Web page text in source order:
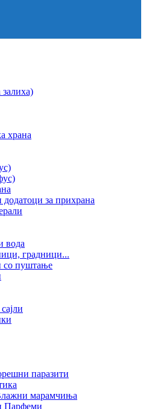
храна
за прихрана
вода
градници...
со пуштање
паразити
марамчиња
Парфеми